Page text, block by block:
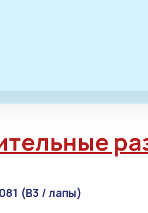
(B3 / лапы)